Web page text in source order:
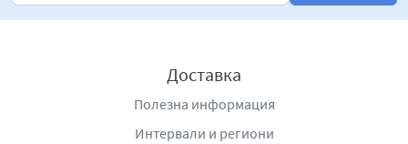
Доставка
Полезна информация
Интервали и региони